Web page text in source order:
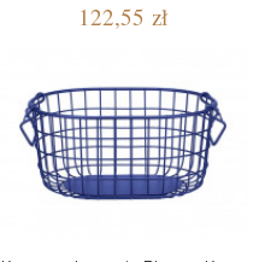
122,55 zł